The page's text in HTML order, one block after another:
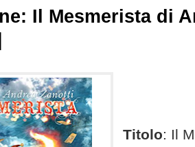
Il Mesmerista di
Titolo: Il